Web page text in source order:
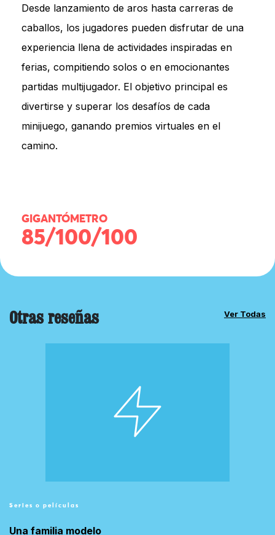
Desde lanzamiento de aros hasta carreras de
caballos, los jugadores pueden disfrutar de una
experiencia llena de actividades inspiradas en
ferias, compitiendo solos o en emocionantes
partidas multijugador. El objetivo principal es
divertirse y superar los desafíos de cada
minijuego, ganando premios virtuales en el
camino.
GIGANTÓMETRO
85/100/100
Otras reseñas Ver Todas
Series o películas
Una familia modelo